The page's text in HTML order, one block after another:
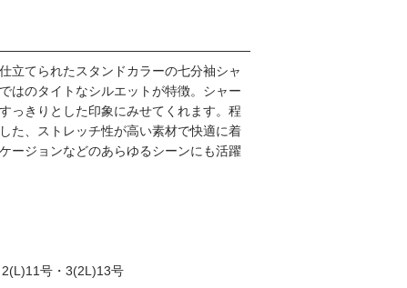
立てられたスタンドカラーの七分袖シャ
はのタイトなシルエットが特徴。シャー
っきりとした印象にみせてくれます。程
た、ストレッチ性が高い素材で快適に着
ージョンなどのあらゆるシーンにも活躍
2(L)11号・3(2L)13号